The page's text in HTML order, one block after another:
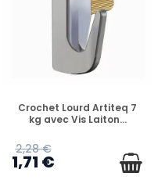
EN STOCK
Crochet Lourd Artiteq 7
kg avec Vis Laiton...
2,28 €
1,71 €